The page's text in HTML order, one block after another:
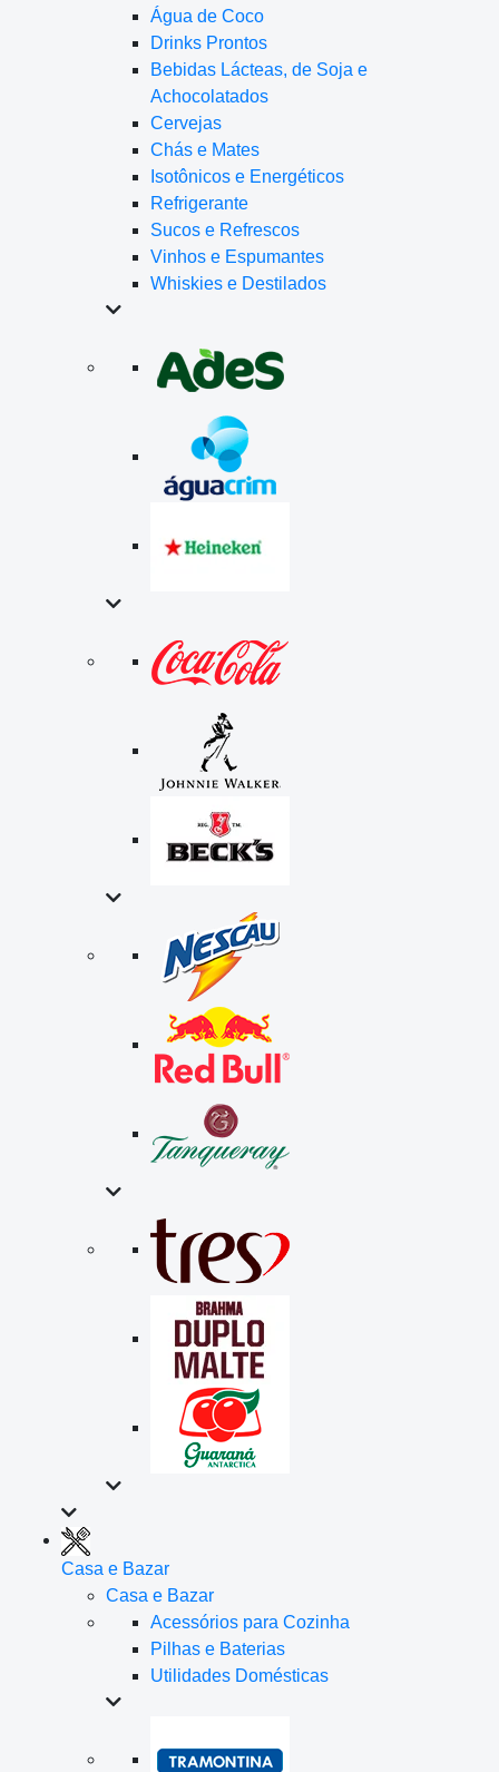
Água de Coco
Drinks Prontos
Bebidas Lácteas, de Soja e
Achocolatados
Cervejas
Chás e Mates
Isotônicos e Energéticos
Refrigerante
Sucos e Refrescos
Vinhos e Espumantes
Whiskies e Destilados
Casa e Bazar
Casa e Bazar
Acessórios para Cozinha
Pilhas e Baterias
Utilidades Domésticas